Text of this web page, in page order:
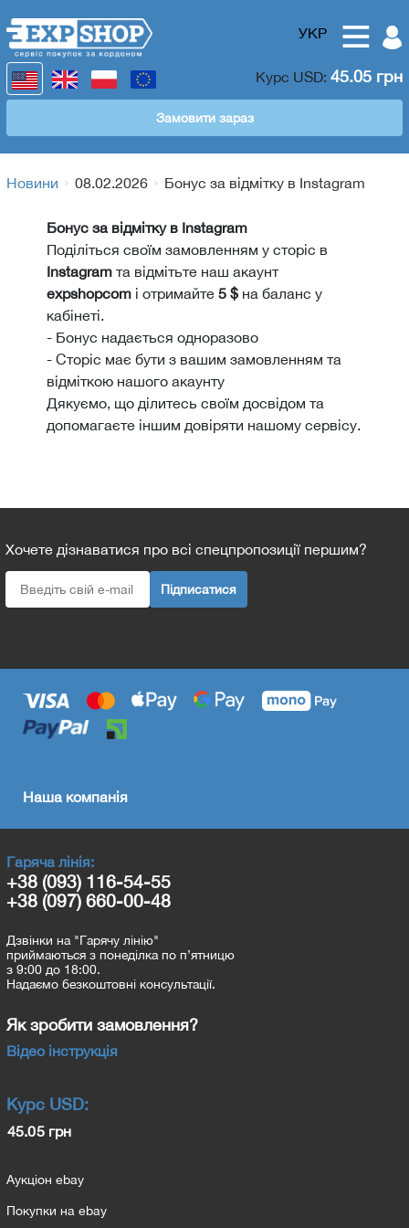
УКР
Курс USD: 45.05 грн
Замовити зараз
Новини 08.02.2026 Бонус за відмітку в Instagram
Бонус за відмітку в Instagram
Поділіться своїм замовленням у сторіс в
Instagram та відмітьте наш акаунт
expshopcom і отримайте 5 $ на баланс у
кабінеті.
- Бонус надається одноразово
- Сторіс має бути з вашим замовленням та
відміткою нашого акаунту
Дякуємо, що ділитесь своїм досвідом та
допомагаєте іншим довіряти нашому сервісу.
Хочете дізнаватися про всі спецпропозиції першим?
Підписатися
Наша компанія
Гаряча лінія:
+38 (093) 116-54-55
+38 (097) 660-00-48
Дзвінки на "Гарячу лінію"
приймаються з понеділка по п’ятницю
з 9:00 до 18:00.
Надаємо безкоштовні консультації.
Як зробити замовлення?
Відео інструкція
Курс USD:
45.05 грн
Аукціон ebay
Покупки на ebay